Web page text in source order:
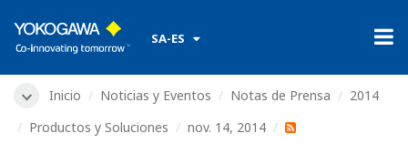
SA-ES
Inicio Noticias y Eventos Notas de Prensa
2014
Productos y Soluciones
nov. 14, 2014